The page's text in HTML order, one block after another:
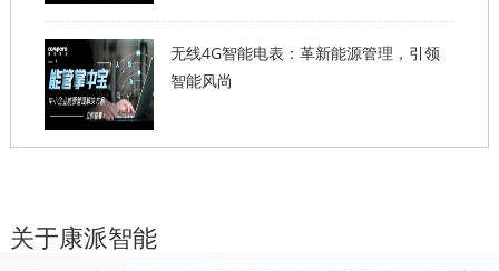
无线4G智能电表：革新能源管理，引领
智能风尚
关于康派智能